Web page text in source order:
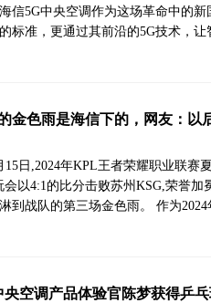
信5G中央空调作为这场革命中的
标准，更通过其前沿的5G技术，
金色雨是海信下的，网友：以
15日,2024年KPL王者荣耀职业联赛
会以4:1的比分击败苏州KSG,荣誉加
到战队的第三场金色雨。 作为
央空调产品体验官陈梦获得乒